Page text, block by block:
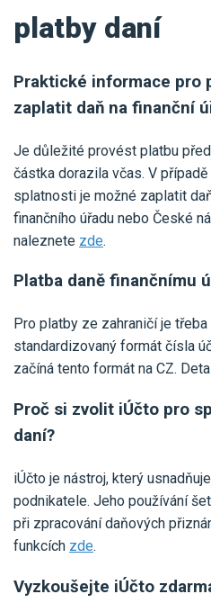
platby daní
Praktické informace pro
zaplatit daň na finanční
Je důležité provést platbu
částka dorazila včas. V
splatnosti je možné zaplatit
finančního úřadu nebo České
naleznete zde.
Platba daně finančnímu
Pro platby ze zahraničí je
standardizovaný formát čísla
začíná tento formát na CZ.
Proč si zvolit iÚčto pro
daní?
iÚčto je nástroj, který
podnikatele. Jeho používání
při zpracování daňových
funkcích zde.
Vyzkoušejte iÚčto